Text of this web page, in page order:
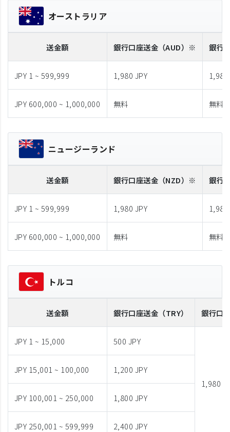
オーストラリア
送金額 銀行口座送金 （AUD）※ 銀行
JPY 1 ~ 599,999 1,980 JPY 1,980
JPY 600,000 ~ 1,000,000 無料 無料
ニュージーランド
送金額 銀行口座送金 （NZD）※ 銀行
JPY 1 ~ 599,999 1,980 JPY 1,980
JPY 600,000 ~ 1,000,000 無料 無料
トルコ
送金額 銀行口座送金 （TRY） 銀行口
JPY 1 ~ 15,000 500 JPY
1,980
JPY 15,001 ~ 100,000 1,200 JPY
JPY 100,001 ~ 250,000 1,800 JPY
JPY 250,001 ~ 599,999 2,400 JPY